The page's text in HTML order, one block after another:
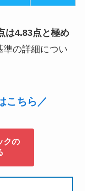
は4.83点と極め
準の詳細につい
こちら／
クの